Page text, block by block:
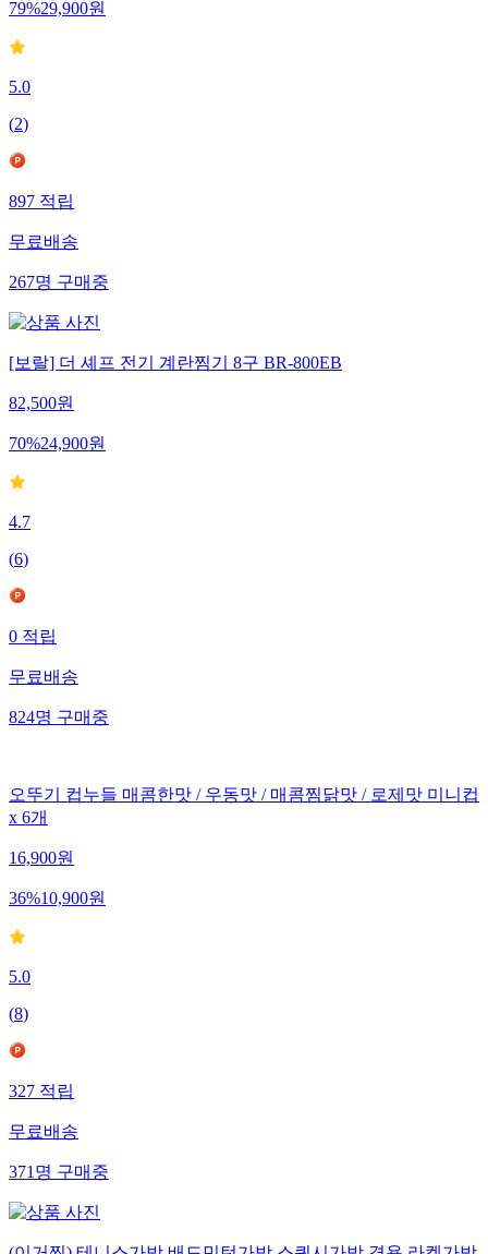
79%29,900원
5.0
(2)
897적립
무료배송
267명구매중
[보랄] 더 셰프 전기 계란찜기 8구 BR-800EB
82,500원
70%24,900원
4.7
(6)
0적립
무료배송
824명구매중
오뚜기 컵누들 매콤한맛 / 우동맛 / 매콤찜닭맛 / 로제맛 미니컵
x 6개
16,900원
36%10,900원
5.0
(8)
327적립
무료배송
371명구매중